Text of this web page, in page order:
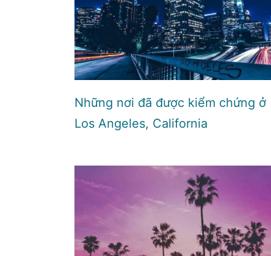
Những nơi đã được kiểm chứng ở
Los Angeles, California